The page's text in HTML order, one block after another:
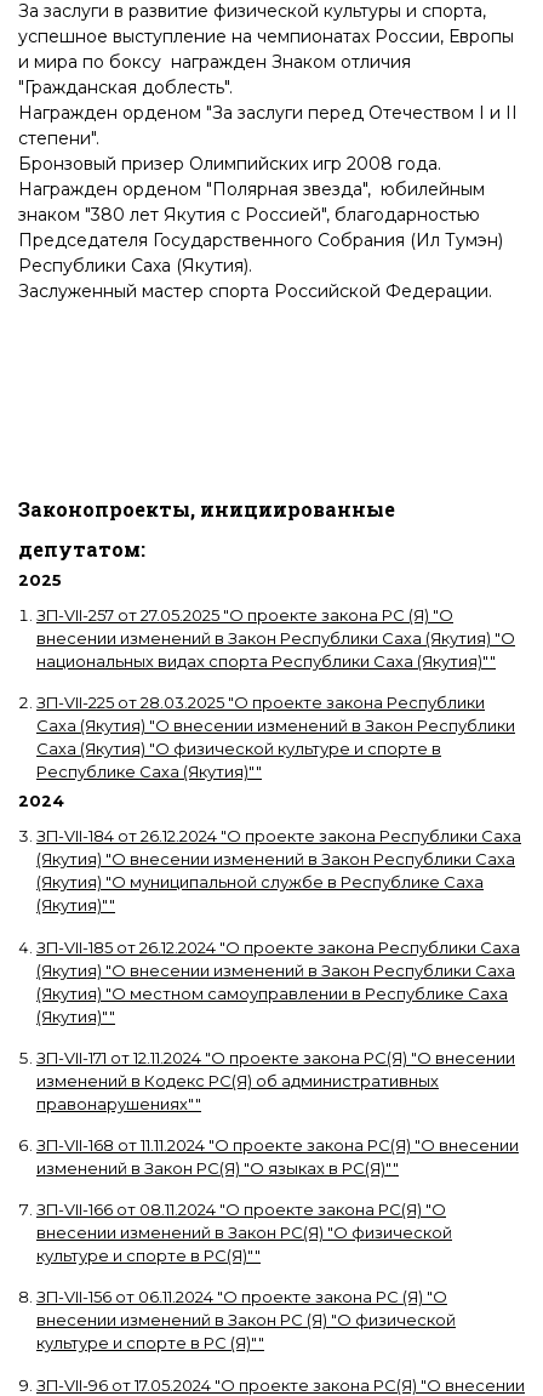
За заслуги в развитие физической культуры и спорта,
успешное выступление на чемпионатах России, Европы
и мира по боксу награжден Знаком отличия
"Гражданская доблесть".
Награжден орденом "За заслуги перед Отечеством I и II
степени".
Бронзовый призер Олимпийских игр 2008 года.
Награжден орденом "Полярная звезда", юбилейным
знаком "380 лет Якутия с Россией", благодарностью
Председателя Государственного Собрания (Ил Тумэн)
Республики Саха (Якутия).
Заслуженный мастер спорта Российской Федерации.
Законопроекты, инициированные
депутатом:
2025
ЗП-VII-257 от27.05.2025 "О проекте закона РС (Я) "О
внесении изменений в Закон Республики Саха (Якутия) "О
национальных видах спорта Республики Саха (Якутия)""
ЗП-VII-225 от28.03.2025 "О проекте закона Республики
Саха (Якутия) "О внесении изменений в Закон Республики
Саха (Якутия) "О физической культуре и спорте в
Республике Саха (Якутия)""
2024
ЗП-VII-184 от26.12.2024 "О проекте закона Республики Саха
(Якутия) "О внесении изменений в Закон Республики Саха
(Якутия) "О муниципальной службе в Республике Саха
(Якутия)""
ЗП-VII-185 от26.12.2024 "О проекте закона Республики Саха
(Якутия) "О внесении изменений в Закон Республики Саха
(Якутия) "О местном самоуправлении в Республике Саха
(Якутия)""
ЗП-VII-171 от12.11.2024 "О проекте закона РС(Я) "О внесении
изменений в Кодекс РС(Я) об административных
правонарушениях""
ЗП-VII-168 от11.11.2024 "О проекте закона РС(Я) "О внесении
изменений в Закон РС(Я) "О языках в РС(Я)""
ЗП-VII-166 от 08.11.2024 "О проекте закона РС(Я) "О
внесении изменений в Закон РС(Я) "О физической
культуре и спорте в РС(Я)""
ЗП-VII-156 от 06.11.2024 "О проекте закона РС (Я) "О
внесении изменений в Закон РС (Я) "О физической
культуре и спорте в РС (Я)""
ЗП-VII-96 от17.05.2024 "О проекте закона РС(Я) "О внесении